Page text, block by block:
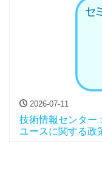
2026-07-11
技術情報センター
ユースに関する政